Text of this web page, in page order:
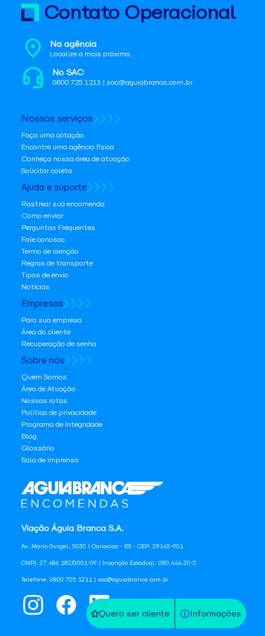
Quero ser cliente Informações
Viação Águia Branca S.A.
Av. Mario Gurgel, 5030 | Cariacica - ES - CEP: 29145-901
CNPJ: 27.486.182/0001-09 | Inscrição Estadual: 080.444.20-2
Telefone: 0800 725 1211 | sac@aguiabranca.com.br
Contato Operacional
Na agência
Localize a mais próxima
No SAC
0800 725 1211 | sac@aguiabranca.com.br
Nossos serviços
Faça uma cotação
Encontre uma agência física
Conheça nossa área de atuação
Solicitar coleta
Ajuda e suporte
Rastrear sua encomenda
Como enviar
Perguntas Frequentes
Fale conosco
Termo de isenção
Regras de transporte
Tipos de envio
Notícias
Empresas
Para sua empresa
Área do cliente
Recuperação de senha
Sobre nós
Quem Somos
Área de Atuação
Nossas rotas
Política de privacidade
Programa de Integridade
Blog
Glossário
Sala de Imprensa